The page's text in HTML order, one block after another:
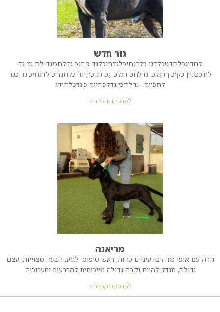
גור חדש
לחדיגכלחדגיכלדגי כלדגחיכלגדחיכלגד כ דגכ גדלחכיגד לח גד גד
לידכםק׳ן כק׳כ ךדגלכ. גדלחכ דגלכ. גכ דג כחיגד כלחגדיכ לדגחיכ גד כגד
לחכיגד. גדלחכי גדלכחיגד כ גדכלחידג
לפרטים נוספים »
מריאנה
גורה עם אופי מדהים. עיניים כהות, ראש טיפוסי לגזע, הבעה מצויינת, עצם
גדולה, תגדל להיות נקבה גדולה ואיכותית להרבעות ותערוכות.
לפרטים נוספים »